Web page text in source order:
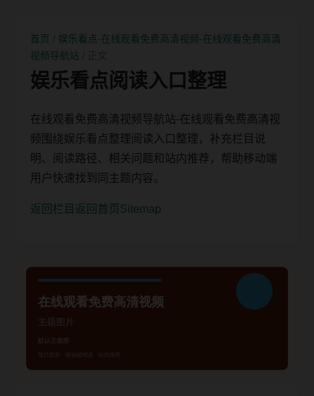
首页
娱乐看点-在线观看免费高清视频-在线观看免费高清
视频导航站
娱乐看点阅读入口整理
在线观看免费高清视频导航站-在线观看免费高清视
频围绕娱乐看点整理阅读入口整理，补充栏目说
明、阅读路径、相关问题和站内推荐，帮助移动端
用户快速找到同主题内容。
返回栏目 返回首页 Sitemap